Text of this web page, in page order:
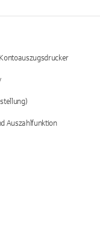
Auszahlfunktion